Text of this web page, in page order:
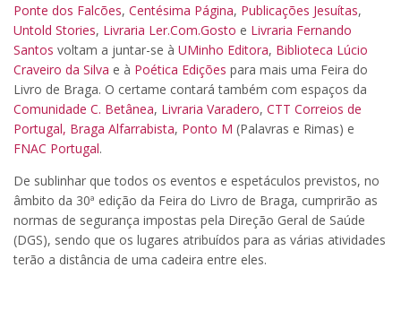
Ponte dos Falcões, Centésima Página, Publicações Jesuítas,
Untold Stories, Livraria Ler.Com.Gosto e Livraria Fernando
Santos voltam a juntar-se à UMinho Editora, Biblioteca Lúcio
Craveiro da Silva e à Poética Edições para mais uma Feira do
Livro de Braga. O certame contará também com espaços da
Comunidade C. Betânea, Livraria Varadero, CTT Correios de
Portugal, Braga Alfarrabista, Ponto M (Palavras e Rimas) e
FNAC Portugal.
De sublinhar que todos os eventos e espetáculos previstos, no
âmbito da 30ª edição da Feira do Livro de Braga, cumprirão as
normas de segurança impostas pela Direção Geral de Saúde
(DGS), sendo que os lugares atribuídos para as várias atividades
terão a distância de uma cadeira entre eles.